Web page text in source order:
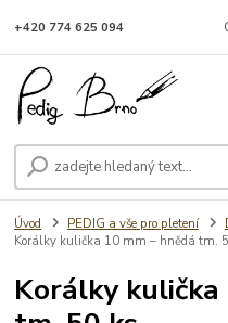
+420 774 625 094
Úvod PEDIG a vše pro pletení
Korálky kulička 10 mm – hnědá tm.
Korálky kulička